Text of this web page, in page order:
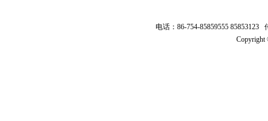
电话：86-754-85859555 85853123
Copyright